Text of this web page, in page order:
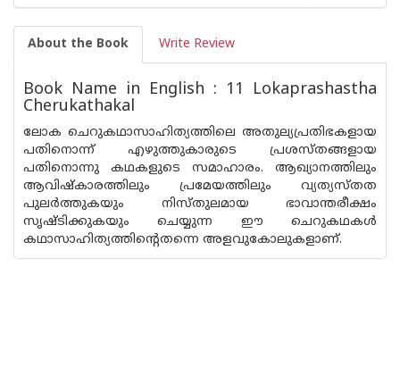
About the Book Write Review
Book Name in English : 11 Lokaprashastha
Cherukathakal
ലോക ചെറുകഥാസാഹിത്യത്തിലെ അതുല്യപ്രതിഭകളായ
പതിനൊന്ന് എഴുത്തുകാരുടെ പ്രശസ്തങ്ങളായ
പതിനൊന്നു കഥകളുടെ സമാഹാരം. ആഖ്യാനത്തിലും
ആവിഷ്കാരത്തിലും പ്രമേയത്തിലും വ്യത്യസ്തത
പുലർത്തുകയും നിസ്തുലമായ ഭാവാന്തരീക്ഷം
സൃഷ്ടിക്കുകയും ചെയ്യുന്ന ഈ ചെറുകഥകൾ
കഥാസാഹിത്യത്തിന്റെതന്നെ അളവുകോലുകളാണ്.